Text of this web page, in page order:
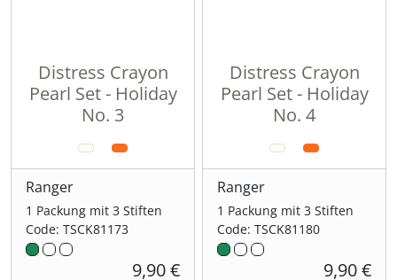
Distress Crayon
Pearl Set - Holiday
No. 3
Ranger
1 Packung mit 3 Stiften
Code: TSCK81173
9,90 €
Distress Crayon
Pearl Set - Holiday
No. 4
Ranger
1 Packung mit 3 Stiften
Code: TSCK81180
9,90 €